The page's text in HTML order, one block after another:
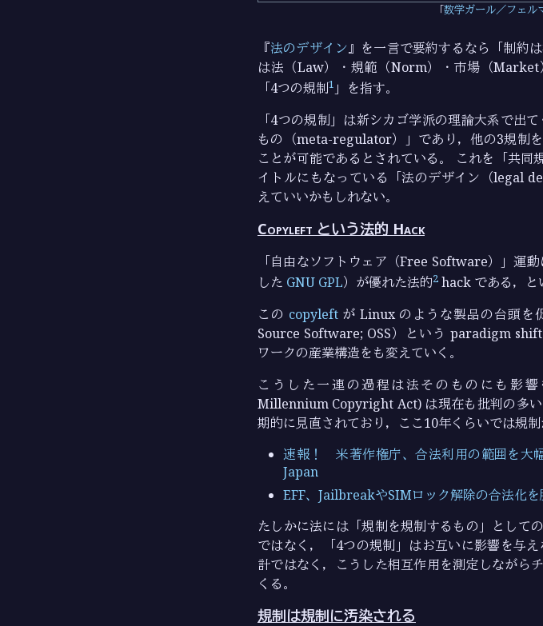
数学ガール／フェル
『法のデザイン』を一言で要約するなら「制約
は法（Law）・規範（Norm）・市場（
「4つの規制1 」を指す。
「4つの規制」は新シカゴ学派の理論大系で出
もの（meta-regulator）」であり，他の3規制
ことが可能であるとされている。 これを「共
イトルにもなっている「法のデザイン（legal
えていいかもしれない。
Copyleft という法的 Hack
「自由なソフトウェア（Free Software）」運動
した GNU GPL）が優れた法的2 hack である，と
この copyleft が Linux のような製品の台頭を
Source Software; OSS）という paradigm
ワークの産業構造をも変えていく。
こうした一連の過程は法そのものにも影
Millennium Copyright Act) は現在も批判の多
期的に見直されており，ここ10年くらいでは規制
速報！ 米著作権庁、合法利用の範囲を
Japan
EFF、JailbreakやSIMロック解除の合法化
たしかに法には「規制を規制するもの」として
ではなく，「4つの規制」はお互いに影響を与
計ではなく，こうした相互作用を測定しながら
くる。
規制は規制に汚染される